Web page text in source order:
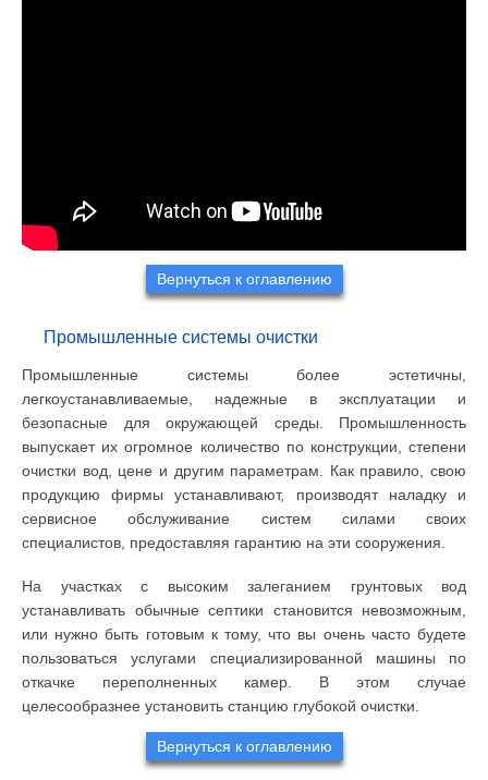
Вернуться к оглавлению
Промышленные системы очистки
Промышленные системы более эстетичны,
легкоустанавливаемые, надежные в эксплуатации и
безопасные для окружающей среды. Промышленность
выпускает их огромное количество по конструкции, степени
очистки вод, цене и другим параметрам. Как правило, свою
продукцию фирмы устанавливают, производят наладку и
сервисное обслуживание систем силами своих
специалистов, предоставляя гарантию на эти сооружения.
На участках с высоким залеганием грунтовых вод
устанавливать обычные септики становится невозможным,
или нужно быть готовым к тому, что вы очень часто будете
пользоваться услугами специализированной машины по
откачке переполненных камер. В этом случае
целесообразнее установить станцию глубокой очистки.
Вернуться к оглавлению